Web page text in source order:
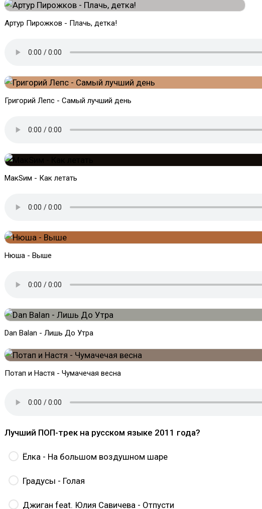
Артур Пирожков - Плачь, детка!
Григорий Лепс - Самый лучший день
МакSим - Как летать
Нюша - Выше
Dan Balan - Лишь До Утра
Потап и Настя - Чумачечая весна
Лучший ПОП-трек на русском языке 2011 года?
Ёлка - На большом воздушном шаре
Градусы - Голая
Джиган feat. Юлия Савичева - Отпусти